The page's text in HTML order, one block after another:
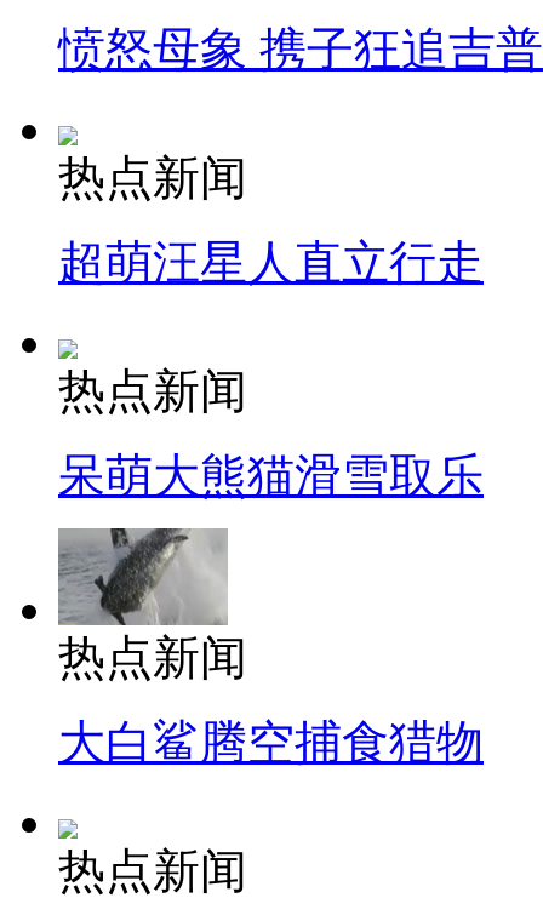
愤怒母象 携子狂追吉
热点新闻
超萌汪星人直立行走
热点新闻
呆萌大熊猫滑雪取乐
热点新闻
大白鲨腾空捕食猎物
热点新闻